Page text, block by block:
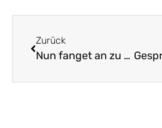
Zurück
Nun fanget an zu singen